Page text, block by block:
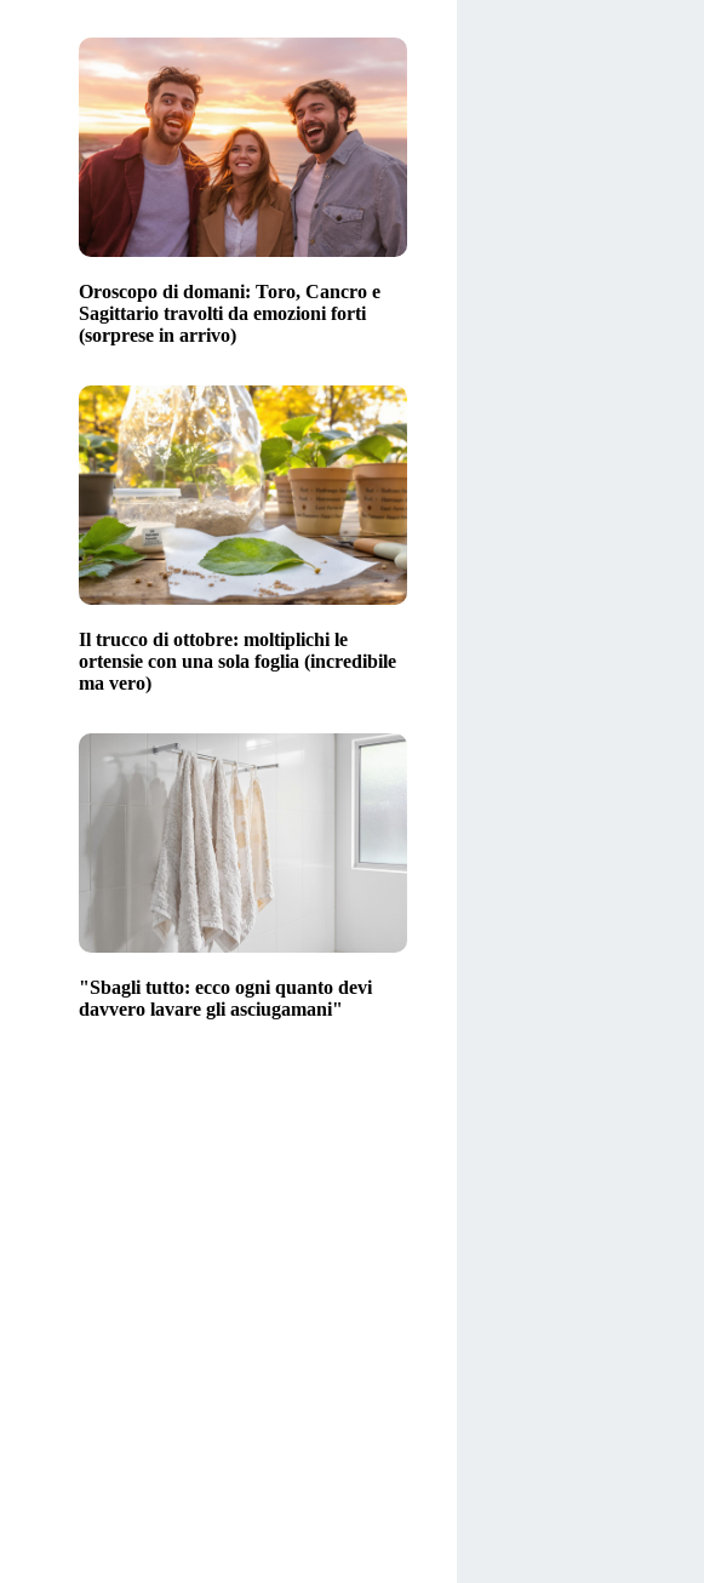
Oroscopo di domani: Toro, Cancro e
Sagittario travolti da emozioni forti
(sorprese in arrivo)
Il trucco di ottobre: moltiplichi le
ortensie con una sola foglia (incredibile
ma vero)
"Sbagli tutto: ecco ogni quanto devi
davvero lavare gli asciugamani"